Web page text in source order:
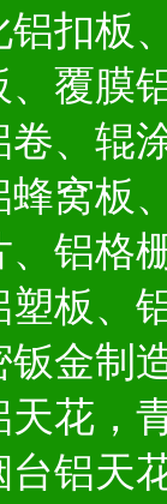
扣板
覆膜
、辊
窝板
铝格
板、
钣金制
花，
铝天